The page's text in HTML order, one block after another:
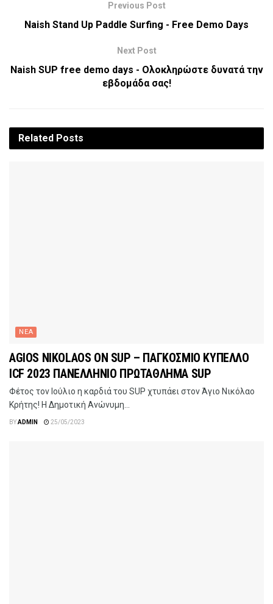
Previous Post
Naish Stand Up Paddle Surfing - Free Demo Days
Next Post
Naish SUP free demo days - Ολοκληρώστε δυνατά την
εβδομάδα σας!
Related Posts
ΝΕΑ
AGIOS NIKOLAOS ON SUP – ΠΑΓΚΟΣΜΙΟ ΚΥΠΕΛΛΟ
ICF 2023 ΠΑΝΕΛΛΗΝΙΟ ΠΡΩΤΑΘΛΗΜΑ SUP
Φέτος τον Ιούλιο η καρδιά του SUP χτυπάει στον Άγιο Νικόλαο
Κρήτης! Η Δημοτική Ανώνυμη...
BYADMIN 25/05/2023